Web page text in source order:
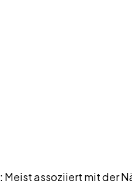
: Meist assoziiert mit der